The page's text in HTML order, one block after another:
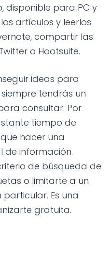
disponible para PC y
artículos y leerlos
compartir las
o Hootsuite.
ideas para
tendrás un
consultar. Por
tiempo de
hacer una
de información.
de búsqueda de
o limitarte a un
Es una
gratuita.